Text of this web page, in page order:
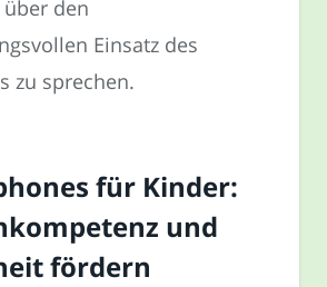
den
Einsatz des
zu sprechen.
für Kinder:
und
fördern